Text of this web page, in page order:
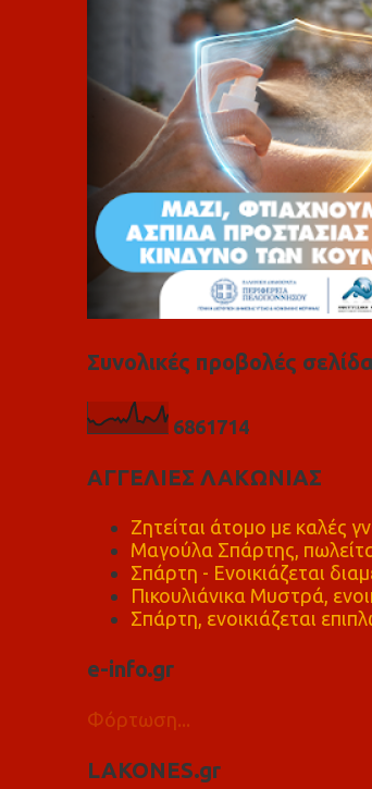
Συνολικές προβολές
6861714
ΑΓΓΕΛΙΕΣ ΛΑΚΩΝΙΑΣ
Ζητείται άτομο με καλές
Μαγούλα Σπάρτης,
Σπάρτη - Ενοικιάζεται
Πικουλιάνικα Μυστρά,
Σπάρτη, ενοικιάζεται
e-info.gr
Φόρτωση...
LAKONES.gr